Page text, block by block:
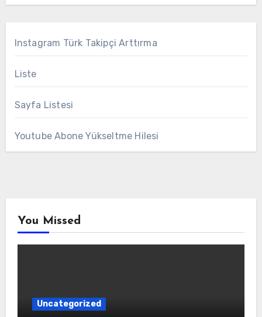
Instagram Türk Takipçi Arttırma
Liste
Sayfa Listesi
Youtube Abone Yükseltme Hilesi
You Missed
Uncategorized